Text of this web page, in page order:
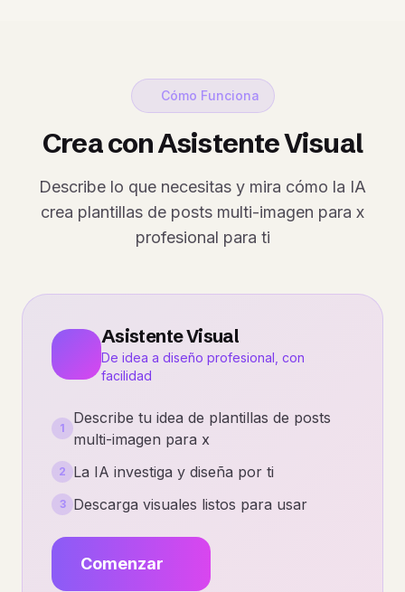
Cómo Funciona
Crea con Asistente Visual
Describe lo que necesitas y mira cómo la IA
crea plantillas de posts multi-imagen para x
profesional para ti
Asistente Visual
De idea a diseño profesional, con
facilidad
1
Describe tu idea de plantillas de posts
multi-imagen para x
2 La IA investiga y diseña por ti
3 Descarga visuales listos para usar
Comenzar